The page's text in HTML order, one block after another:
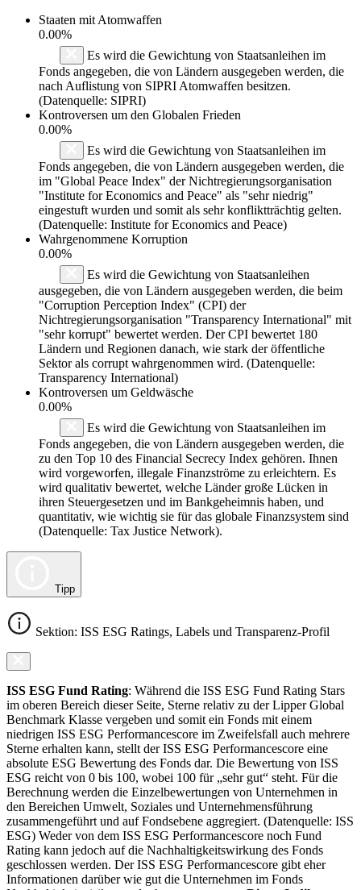
Staaten mit Atomwaffen
0.00%
Es wird die Gewichtung von Staatsanleihen im
Fonds angegeben, die von Ländern ausgegeben werden, die
nach Auflistung von SIPRI Atomwaffen besitzen.
(Datenquelle: SIPRI)
Kontroversen um den Globalen Frieden
0.00%
Es wird die Gewichtung von Staatsanleihen im
Fonds angegeben, die von Ländern ausgegeben werden, die
im "Global Peace Index" der Nichtregierungsorganisation
"Institute for Economics and Peace" als "sehr niedrig"
eingestuft wurden und somit als sehr konfliktträchtig gelten.
(Datenquelle: Institute for Economics and Peace)
Wahrgenommene Korruption
0.00%
Es wird die Gewichtung von Staatsanleihen
ausgegeben, die von Ländern ausgegeben werden, die beim
"Corruption Perception Index" (CPI) der
Nichtregierungsorganisation "Transparency International" mit
"sehr korrupt" bewertet werden. Der CPI bewertet 180
Ländern und Regionen danach, wie stark der öffentliche
Sektor als corrupt wahrgenommen wird. (Datenquelle:
Transparency International)
Kontroversen um Geldwäsche
0.00%
Es wird die Gewichtung von Staatsanleihen im
Fonds angegeben, die von Ländern ausgegeben werden, die
zu den Top 10 des Financial Secrecy Index gehören. Ihnen
wird vorgeworfen, illegale Finanzströme zu erleichtern. Es
wird qualitativ bewertet, welche Länder große Lücken in
ihren Steuergesetzen und im Bankgeheimnis haben, und
quantitativ, wie wichtig sie für das globale Finanzsystem sind
(Datenquelle: Tax Justice Network).
Tipp
Sektion: ISS ESG Ratings, Labels und Transparenz-Profil
ISS ESG Fund Rating: Während die ISS ESG Fund Rating Stars
im oberen Bereich dieser Seite, Sterne relativ zu der Lipper Global
Benchmark Klasse vergeben und somit ein Fonds mit einem
niedrigen ISS ESG Performancescore im Zweifelsfall auch mehrere
Sterne erhalten kann, stellt der ISS ESG Performancescore eine
absolute ESG Bewertung des Fonds dar. Die Bewertung von ISS
ESG reicht von 0 bis 100, wobei 100 für „sehr gut“ steht. Für die
Berechnung werden die Einzelbewertungen von Unternehmen in
den Bereichen Umwelt, Soziales und Unternehmensführung
zusammengeführt und auf Fondsebene aggregiert. (Datenquelle: ISS
ESG) Weder von dem ISS ESG Performancescore noch Fund
Rating kann jedoch auf die Nachhaltigkeitswirkung des Fonds
geschlossen werden. Der ISS ESG Performancescore gibt eher
Informationen darüber wie gut die Unternehmen im Fonds